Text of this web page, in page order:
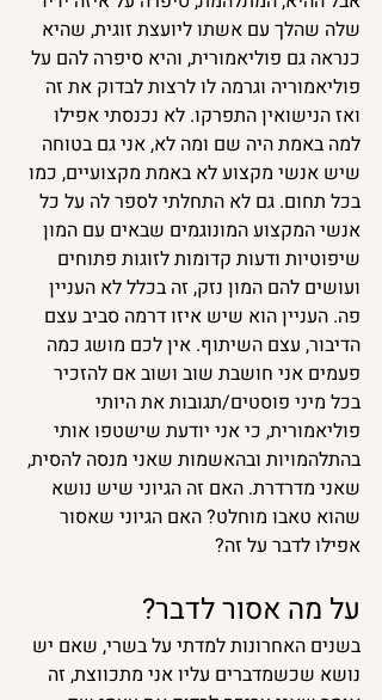
שלה שהלך עם אשתו ליועצת זוגית, שהיא
כנראה גם פוליאמורית, והיא סיפרה להם על
פוליאמוריה וגרמה לו לרצות לבדוק את זה
ואז הנישואין התפרקו. לא נכנסתי אפילו
למה באמת היה שם ומה לא, אני גם בטוחה
שיש אנשי מקצוע לא באמת מקצועיים, כמו
בכל תחום. גם לא התחלתי לספר לה על כל
אנשי המקצוע המונוגמים שבאים עם המון
שיפוטיות ודעות קדומות לזוגות פתוחים
ועושים להם המון נזק, זה בכלל לא העניין
פה. העניין הוא שיש איזו דרמה סביב עצם
הדיבור, עצם השיתוף. אין לכם מושג כמה
פעמים אני חושבת שוב ושוב אם להזכיר
בכל מיני פוסטים/תגובות את היותי
פוליאמורית, כי אני יודעת שישטפו אותי
בהתלהמויות ובהאשמות שאני מנסה להסית,
שאני מדרדרת. האם זה הגיוני שיש נושא
שהוא טאבו מוחלט? האם הגיוני שאסור
אפילו לדבר על זה?
על מה אסור לדבר?
בשנים האחרונות למדתי על בשרי, שאם יש
נושא שכשמדברים עליו אני מתכווצת, זה